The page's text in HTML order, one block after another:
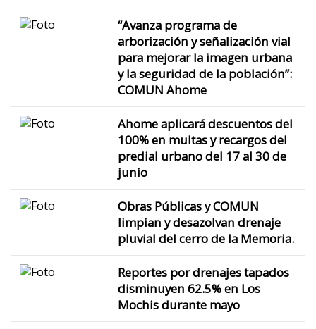
“Avanza programa de
arborización y señalización vial
para mejorar la imagen urbana
y la seguridad de la población”:
COMUN Ahome
Ahome aplicará descuentos del
100% en multas y recargos del
predial urbano del 17 al 30 de
junio
Obras Públicas y COMUN
limpian y desazolvan drenaje
pluvial del cerro de la Memoria.
Reportes por drenajes tapados
disminuyen 62.5% en Los
Mochis durante mayo